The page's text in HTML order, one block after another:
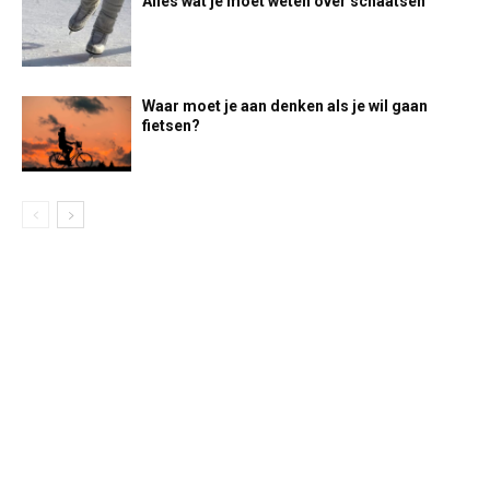
Waar moet je aan denken als je wil gaan
fietsen?